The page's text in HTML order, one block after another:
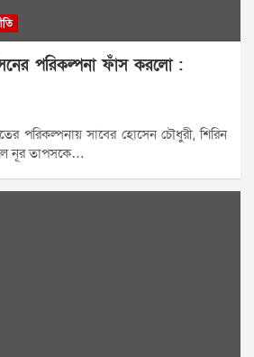
পরিকল্পনা ফাঁস করলো :
পরিকল্পনায় সাবের হোসেন চৌধুরী, শিরিন
নূর তাপসকে…